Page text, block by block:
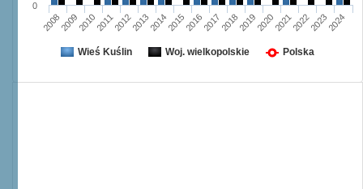
20082009201020112012201320142015201620172018201920202021202220232024
0
Wieś Kuślin Woj. wielkopolskie Polska